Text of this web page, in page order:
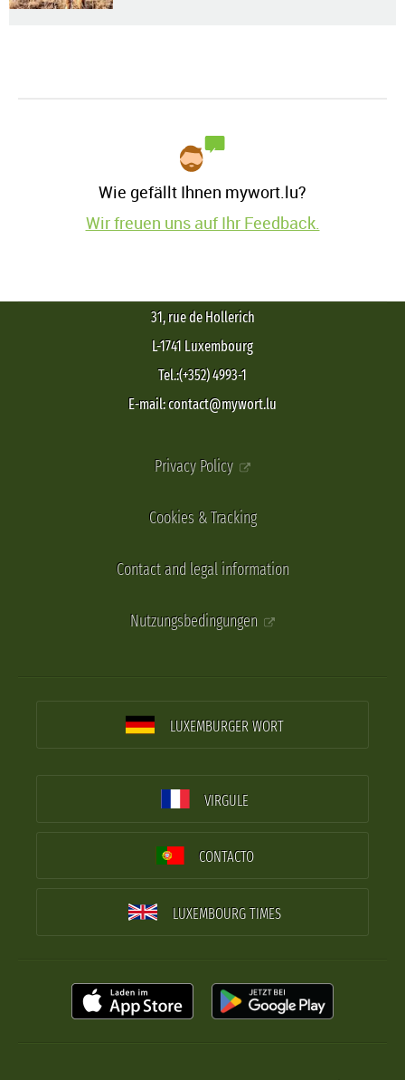
Wie gefällt Ihnen mywort.lu?
Wir freuen uns auf Ihr Feedback.
31, rue de Hollerich
L-1741 Luxembourg
Tel.:(+352) 4993-1
E-mail: contact@mywort.lu
Privacy Policy
Cookies & Tracking
Contact and legal information
Nutzungsbedingungen
LUXEMBURGER WORT
VIRGULE
CONTACTO
LUXEMBOURG TIMES